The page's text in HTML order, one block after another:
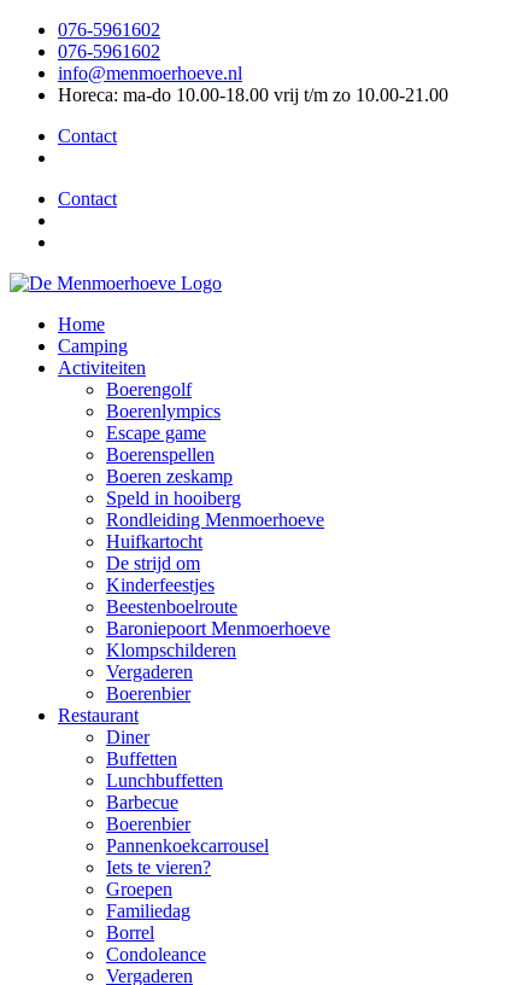
076-5961602
076-5961602
info@menmoerhoeve.nl
Horeca: ma-do 10.00-18.00 vrij t/m zo 10.00-21.00
Contact
Contact
Home
Camping
Activiteiten
Boerengolf
Boerenlympics
Escape game
Boerenspellen
Boeren zeskamp
Speld in hooiberg
Rondleiding Menmoerhoeve
Huifkartocht
De strijd om
Kinderfeestjes
Beestenboelroute
Baroniepoort Menmoerhoeve
Klompschilderen
Vergaderen
Boerenbier
Restaurant
Diner
Buffetten
Lunchbuffetten
Barbecue
Boerenbier
Pannenkoekcarrousel
Iets te vieren?
Groepen
Familiedag
Borrel
Condoleance
Vergaderen